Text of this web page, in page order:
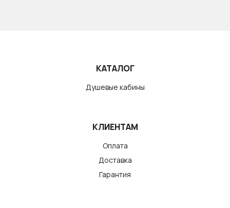
КАТАЛОГ
Душевые кабины
КЛИЕНТАМ
Оплата
Доставка
Гарантия